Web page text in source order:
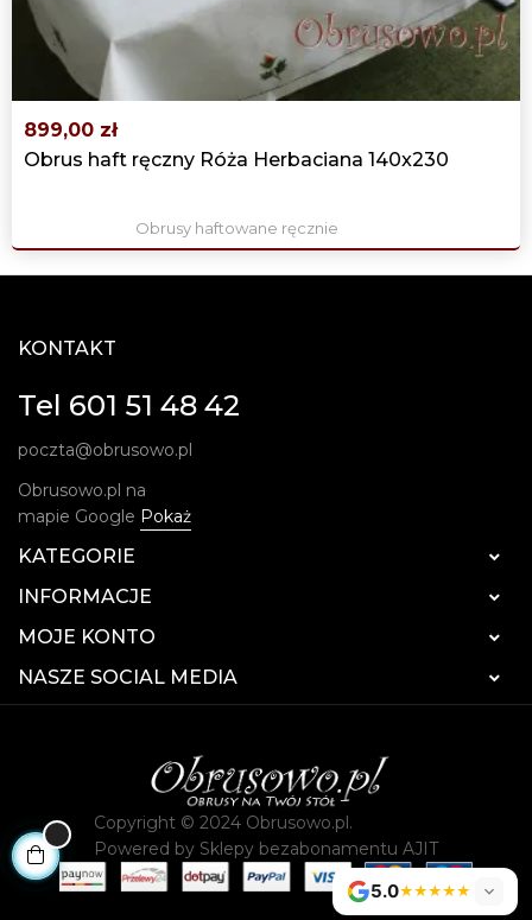
899,00 zł
Obrus haft ręczny Róża Herbaciana 140x230
Obrusy haftowane ręcznie
KONTAKT
Tel 601 51 48 42
poczta@obrusowo.pl
Obrusowo.pl na
mapie Google Pokaż
KATEGORIE 
INFORMACJE 
MOJE KONTO 
NASZE SOCIAL MEDIA 
5.0★★★★★
Copyright © 2024 Obrusowo.pl.
Powered by Sklepy bezabonamentu AJIT